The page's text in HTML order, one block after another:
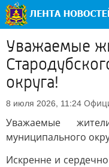
Уважаемые
округа!
8 июля 2026, 11:24
Уважаемые
муниципального
Искренне и